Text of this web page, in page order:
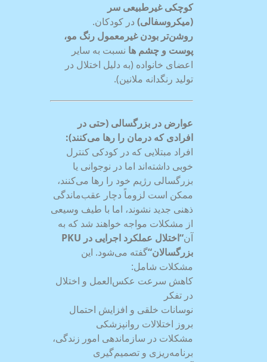
کوچکی غیرطبیعی سر
(میکروسفالی) در کودکان.
روشن‌تر بودن غیرمعمول رنگ مو،
پوست و چشم ها نسبت به سایر
اعضای خانواده (به دلیل اختلال در
تولید رنگدانه ملانین).
عوارض در بزرگسالی (حتی در
افرادی که درمان را رها می‌کنند):
افراد مبتلایی که در کودکی کنترل
خوبی داشته‌اند اما در نوجوانی یا
بزرگسالی رژیم خود را رها می‌کنند،
ممکن است لزوماً دچار عقب‌ماندگی
ذهنی جدید نشوند، اما با طیف وسیعی
از مشکلات مواجه خواهند شد که به
آن“اختلال عملکرد اجرایی در
بزرگسالان“گفته می‌شود. این
مشکلات شامل:
کاهش سرعت عکس‌العمل و اختلال
در تفکر
نوسانات خلقی و افزایش احتمال
بروز اختلالات روانپزشکی
مشکلات در سازماندهی امور زندگی،
برنامه‌ریزی و تصمیم‌گیری